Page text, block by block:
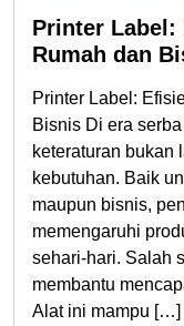
Printer
Rumah dan
Printer Label:
Bisnis Di era
keteraturan bukan
kebutuhan. Baik
maupun bisnis,
memengaruhi
sehari-hari. Salah
membantu
Alat ini mampu […]